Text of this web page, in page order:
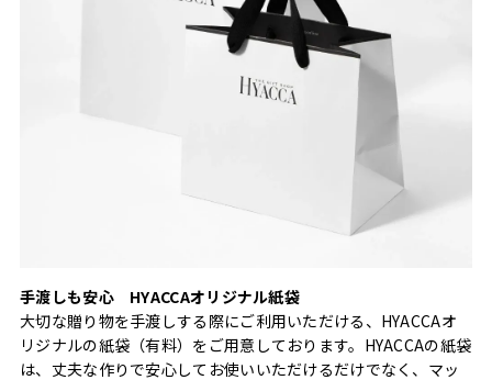
手渡しも安心 HYACCAオリジナル紙袋
大切な贈り物を手渡しする際にご利用いただける、HYACCAオ
リジナルの紙袋（有料）をご用意しております。HYACCAの紙袋
は、丈夫な作りで安心してお使いいただけるだけでなく、マッ